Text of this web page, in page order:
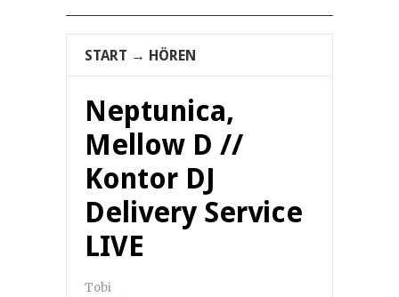
START → HÖREN
Neptunica,
Mellow D //
Kontor DJ
Delivery Service
LIVE
Tobi